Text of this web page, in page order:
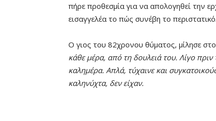
πήρε προθεσμία για να απολογηθεί την
εισαγγελέα το πώς συνέβη το περιστατικό.
Ο γιος του 82χρονου θύματος, μίλησε
κάθε μέρα, από τη δουλειά του. Λίγο
καλημέρα. Απλά, τύχαινε και
καληνύχτα, δεν είχαν.